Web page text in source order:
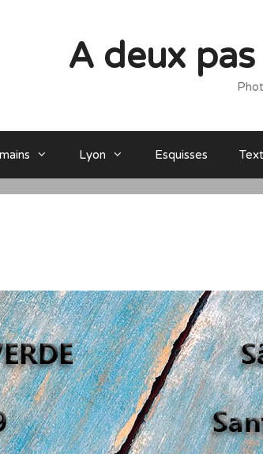
A deux
Lyon Esquisses